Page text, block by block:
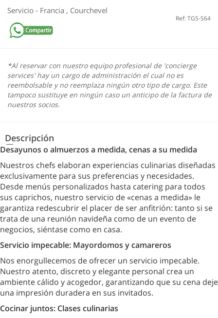
Servicio - Francia , Courchevel
Ref: TGS-S64
*Al reservar con nuestro equipo profesional de 'concierge
services' hay un cargo de administración el cual no es
reembolsable y no reemplaza ningún otro tipo de cargo. Este
tampoco sustituye en ningún caso un anticipo de la factura de
nuestros socios.
Descripción
Desayunos o almuerzos a medida, cenas a su medida
Nuestros chefs elaboran experiencias culinarias diseñadas
exclusivamente para sus preferencias y necesidades.
Desde menús personalizados hasta catering para todos
sus caprichos, nuestro servicio de «cenas a medida» le
garantiza redescubrir el placer de ser anfitrión: tanto si se
trata de una reunión navideña como de un evento de
negocios, siéntase como en casa.
Servicio impecable: Mayordomos y camareros
Nos enorgullecemos de ofrecer un servicio impecable.
Nuestro atento, discreto y elegante personal crea un
ambiente cálido y acogedor, garantizando que su cena deje
una impresión duradera en sus invitados.
Cocinar juntos: Clases culinarias